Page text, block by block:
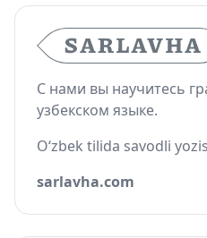
С нами вы научитесь
узбекском языке.
O‘zbek tilida savodli
sarlavha.com